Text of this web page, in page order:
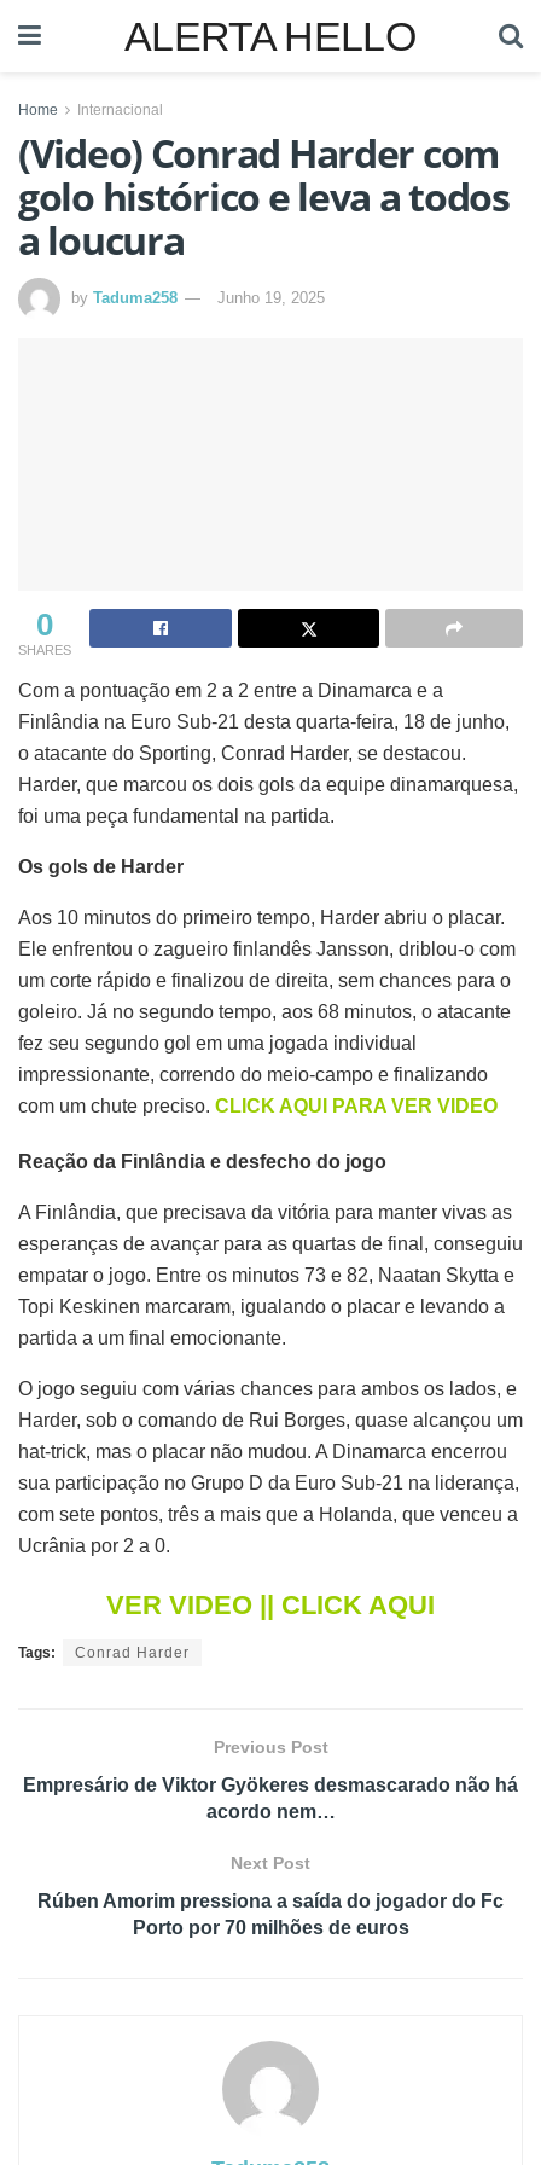
ALERTA HELLO
Home Internacional
(Video) Conrad Harder com
golo histórico e leva a todos
a loucura
by Taduma258 Junho 19, 2025
0
SHARES
Com a pontuação em 2 a 2 entre a Dinamarca e a
Finlândia na Euro Sub-21 desta quarta-feira, 18 de junho,
o atacante do Sporting, Conrad Harder, se destacou.
Harder, que marcou os dois gols da equipe dinamarquesa,
foi uma peça fundamental na partida.
Os gols de Harder
Aos 10 minutos do primeiro tempo, Harder abriu o placar.
Ele enfrentou o zagueiro finlandês Jansson, driblou-o com
um corte rápido e finalizou de direita, sem chances para o
goleiro. Já no segundo tempo, aos 68 minutos, o atacante
fez seu segundo gol em uma jogada individual
impressionante, correndo do meio-campo e finalizando
com um chute preciso. CLICK AQUI PARA VER VIDEO
Reação da Finlândia e desfecho do jogo
A Finlândia, que precisava da vitória para manter vivas as
esperanças de avançar para as quartas de final, conseguiu
empatar o jogo. Entre os minutos 73 e 82, Naatan Skytta e
Topi Keskinen marcaram, igualando o placar e levando a
partida a um final emocionante.
O jogo seguiu com várias chances para ambos os lados, e
Harder, sob o comando de Rui Borges, quase alcançou um
hat-trick, mas o placar não mudou. A Dinamarca encerrou
sua participação no Grupo D da Euro Sub-21 na liderança,
com sete pontos, três a mais que a Holanda, que venceu a
Ucrânia por 2 a 0.
VER VIDEO || CLICK AQUI
Tags: Conrad Harder
Previous Post
Empresário de Viktor Gyökeres desmascarado não há
acordo nem…
Next Post
Rúben Amorim pressiona a saída do jogador do Fc
Porto por 70 milhões de euros